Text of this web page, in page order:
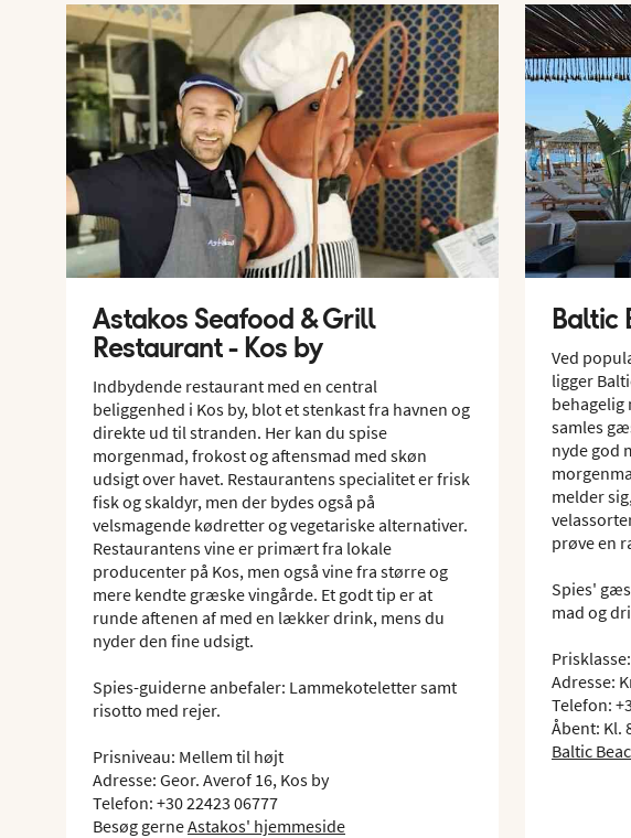
Astakos Seafood & Grill
Restaurant - Kos by
Indbydende restaurant med en central
beliggenhed i Kos by, blot et stenkast fra havnen og
direkte ud til stranden. Her kan du spise
morgenmad, frokost og aftensmad med skøn
udsigt over havet. Restaurantens specialitet er frisk
fisk og skaldyr, men der bydes også på
velsmagende kødretter og vegetariske alternativer.
Restaurantens vine er primært fra lokale
producenter på Kos, men også vine fra større og
mere kendte græske vingårde. Et godt tip er at
runde aftenen af med en lækker drink, mens du
nyder den fine udsigt.
Spies-guiderne anbefaler: Lammekoteletter samt
risotto med rejer.
Prisniveau: Mellem til højt
Adresse: Geor. Averof 16, Kos by
Telefon: +30 22423 06777
Besøg gerneAstakos' hjemmeside
Baltic
Ved
ligger
behagelig
samles
nyde god
melder
prøve en
Spies'
mad og
Adresse:
Telefon:
Åbent: Kl.
Baltic